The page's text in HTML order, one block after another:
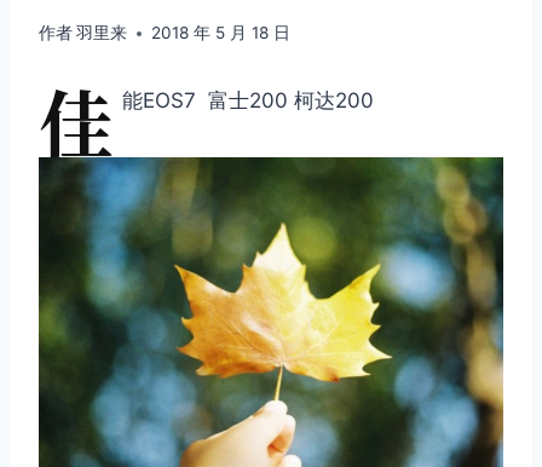
作者羽里来 2018 年 5 月 18 日
佳 能EOS7 富士200 柯达200